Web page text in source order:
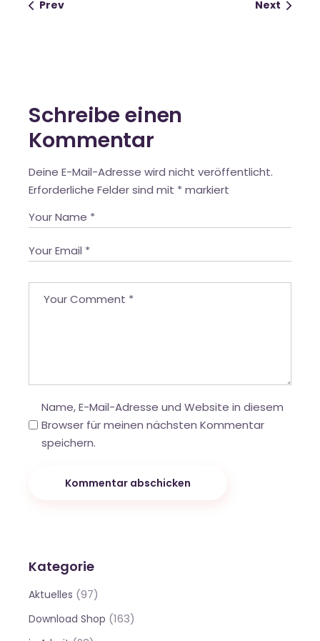
Prev Next
Schreibe einen
Kommentar
Deine E-Mail-Adresse wird nicht veröffentlicht.
Erforderliche Felder sind mit * markiert
Name, E-Mail-Adresse und Website in diesem
Browser für meinen nächsten Kommentar
speichern.
Kommentar abschicken
Kategorie
Aktuelles (97)
Download Shop (163)